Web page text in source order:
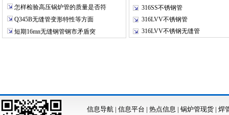
怎样检验高压锅炉管的质量是否符
Q345B无缝管变形特性等方面
短期16mn无缝钢管钢市矛盾突
316SS不锈钢管
316LVV不锈钢管
316LVV不锈钢无缝管
信息导航| 信息平台 | 热点信息 | 锅炉管现货 | 焊